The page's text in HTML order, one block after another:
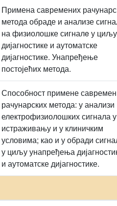
Примена савремених
метода обраде и анализе
на физиолошке сигналe у циљу
дијагностике и аутоматске
дијагностике. Унапређење
постојећих метода.
Способност примене
рачунарских метода: у анализи
електрофизиолошких сигнала у
истраживању и у клиничким
условима; као и у обради
у циљу унапређења
и аутоматске дијагностике.